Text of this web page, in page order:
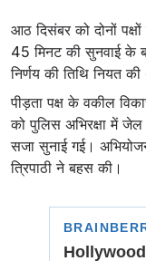
आठ दिसंबर को दोनों
45 म‍िनट की सुनवाई के
निर्णय की तिथि नियत की
पीड़ता पक्ष के वकील
को पुलिस अभिरक्षा में
सजा सुनाई गई।
त्रिपाठी ने बहस की।